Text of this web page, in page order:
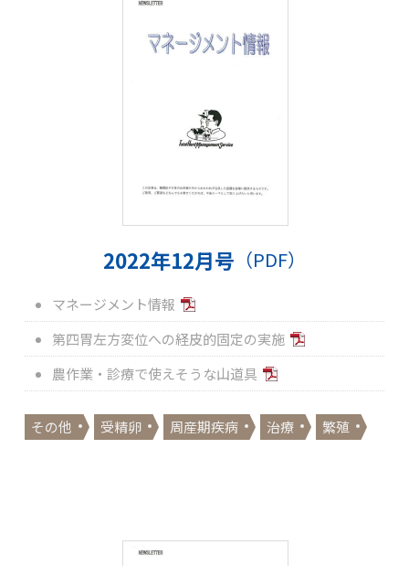
2022年12月号 （PDF）
マネージメント情報
第四胃左方変位への経皮的固定の実施
農作業・診療で使えそうな山道具
その他 受精卵 周産期疾病 治療 繁殖